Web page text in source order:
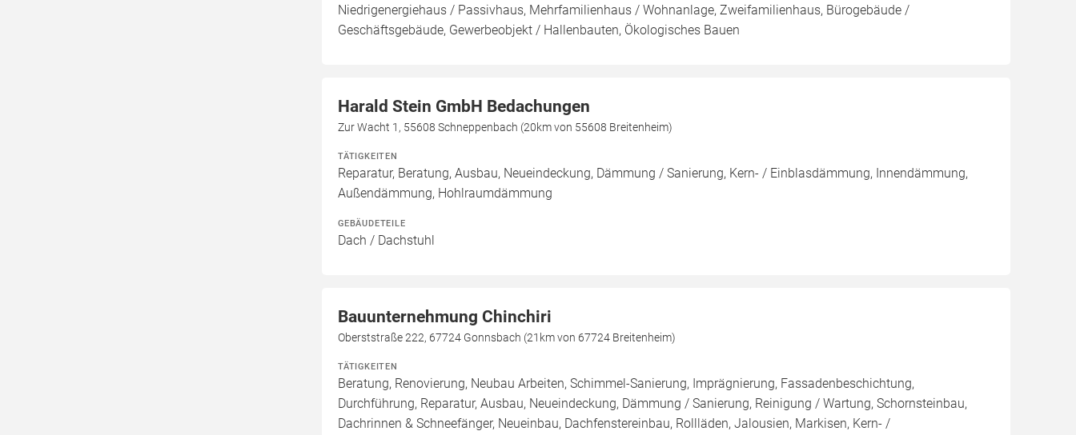
Niedrigenergiehaus / Passivhaus, Mehrfamilienhaus / Wohnanlage, Zweifamilienhaus, Bürogebäude /
Geschäftsgebäude, Gewerbeobjekt / Hallenbauten, Ökologisches Bauen
Harald Stein GmbH Bedachungen
Zur Wacht 1, 55608 Schneppenbach (20km von 55608 Breitenheim)
TÄTIGKEITEN
Reparatur, Beratung, Ausbau, Neueindeckung, Dämmung / Sanierung, Kern- / Einblasdämmung, Innendämmung,
Außendämmung, Hohlraumdämmung
GEBÄUDETEILE
Dach / Dachstuhl
Bauunternehmung Chinchiri
Oberststraße 222, 67724 Gonnsbach (21km von 67724 Breitenheim)
TÄTIGKEITEN
Beratung, Renovierung, Neubau Arbeiten, Schimmel-Sanierung, Imprägnierung, Fassadenbeschichtung,
Durchführung, Reparatur, Ausbau, Neueindeckung, Dämmung / Sanierung, Reinigung / Wartung, Schornsteinbau,
Dachrinnen & Schneefänger, Neueinbau, Dachfenstereinbau, Rollläden, Jalousien, Markisen, Kern- /